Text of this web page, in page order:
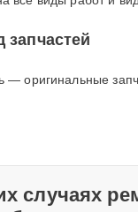
запчастей
— оригинальные
случаях